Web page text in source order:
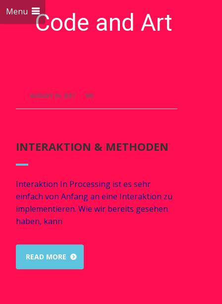
Code and Art
Menu
AUGUST 25, 2017 NO
INTERAKTION & METHODEN
Interaktion In Processing ist es sehr
einfach von Anfang an eine Interaktion zu
implementieren. Wie wir bereits gesehen
haben, kann
READ MORE